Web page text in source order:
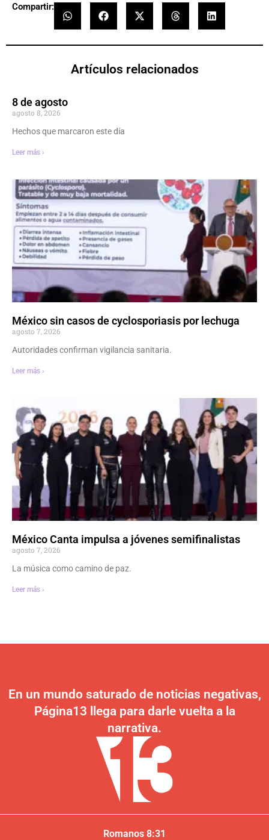
Compartir:
Artículos relacionados
8 de agosto
agosto 8, 2026
Hechos que marcaron este día
Leer más ›
México sin casos de cyclosporiasis por lechuga
agosto 7, 2026
Autoridades confirman vigilancia sanitaria.
Leer más ›
México Canta impulsa a jóvenes semifinalistas
agosto 7, 2026
La música como camino de paz.
Leer más ›
En un mundo saturado de noticias negativas,
Página13 llega para darle vuelta a la
narrativa.
Romanos 8:31